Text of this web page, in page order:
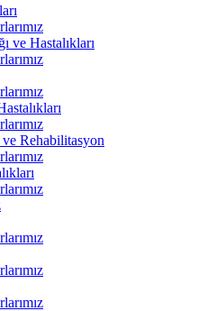
ve Hastalıkları
Rehabilitasyon